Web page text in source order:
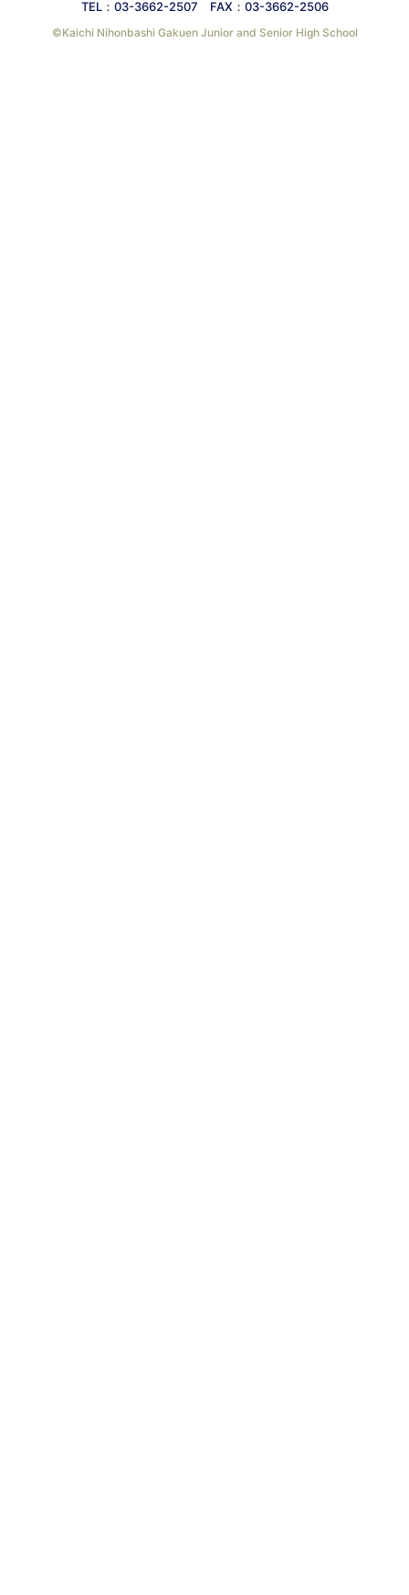
TEL：03-3662-2507 FAX：03-3662-2506
©︎Kaichi Nihonbashi Gakuen Junior and Senior High School